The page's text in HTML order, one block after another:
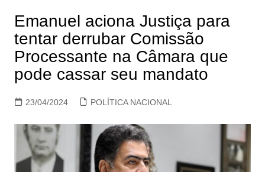
Emanuel aciona Justiça para
tentar derrubar Comissão
Processante na Câmara que
pode cassar seu mandato
23/04/2024 POLÍTICA NACIONAL